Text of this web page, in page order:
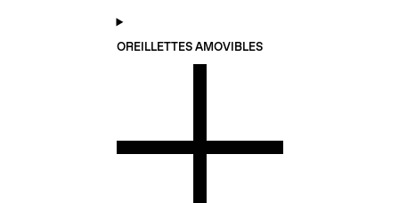
OREILLETTES AMOVIBLES